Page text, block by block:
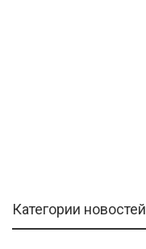
Категории новостей